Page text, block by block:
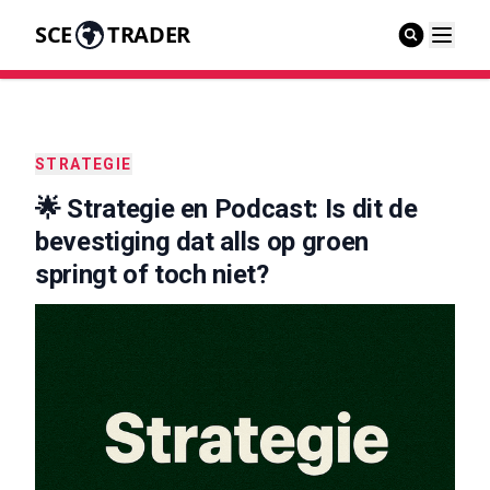
SCE TRADER
STRATEGIE
🌟 Strategie en Podcast: Is dit de
bevestiging dat alls op groen
springt of toch niet?